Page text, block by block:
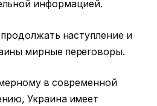
информацией.
наступление и
мирные переговоры.
в современной
Украина имеет